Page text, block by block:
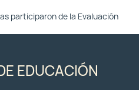
participaron de la Evaluación
EDUCACIÓN